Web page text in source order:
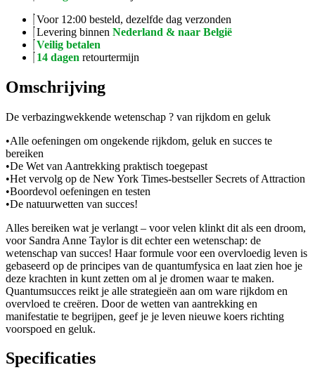
Voor 12:00 besteld, dezelfde dag verzonden
Levering binnen Nederland & naar België
Veilig betalen
14 dagen retourtermijn
Omschrijving
De verbazingwekkende wetenschap ? van rijkdom en geluk
•Alle oefeningen om ongekende rijkdom, geluk en succes te
bereiken
•De Wet van Aantrekking praktisch toegepast
•Het vervolg op de New York Times-bestseller Secrets of Attraction
•Boordevol oefeningen en testen
•De natuurwetten van succes!
Alles bereiken wat je verlangt – voor velen klinkt dit als een droom,
voor Sandra Anne Taylor is dit echter een wetenschap: de
wetenschap van succes! Haar formule voor een overvloedig leven is
gebaseerd op de principes van de quantumfysica en laat zien hoe je
deze krachten in kunt zetten om al je dromen waar te maken.
Quantumsucces reikt je alle strategieën aan om ware rijkdom en
overvloed te creëren. Door de wetten van aantrekking en
manifestatie te begrijpen, geef je je leven nieuwe koers richting
voorspoed en geluk.
Specificaties